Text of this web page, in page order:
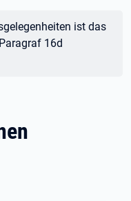
ist das
16d